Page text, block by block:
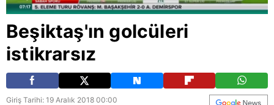
Beşiktaş'ın golcüleri
istikrarsız
Giriş Tarihi: 19 Aralık 2018 00:00